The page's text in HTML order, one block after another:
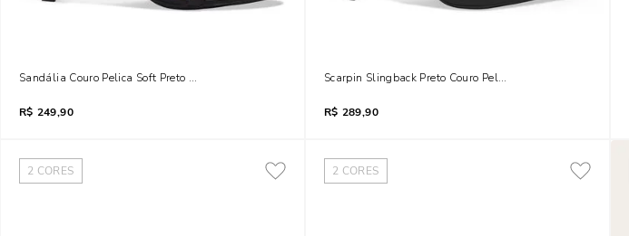
Sandália Couro Pelica Soft Preto Salto Fino
R$ 249,90
Scarpin Slingback Preto Couro Pelica Soft Salto Fino
R$ 289,90
2 CORES 2 CORES